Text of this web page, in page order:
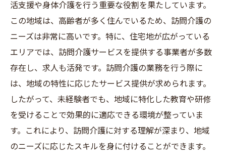
活支援や身体介護を行う重要な役割を果たしています。
この地域は、高齢者が多く住んでいるため、訪問介護の
ニーズは非常に高いです。特に、住宅地が広がっている
エリアでは、訪問介護サービスを提供する事業者が多数
存在し、求人も活発です。訪問介護の業務を行う際に
は、地域の特性に応じたサービス提供が求められます。
したがって、未経験者でも、地域に特化した教育や研修
を受けることで効果的に適応できる環境が整っていま
す。これにより、訪問介護に対する理解が深まり、地域
のニーズに応じたスキルを身に付けることができます。